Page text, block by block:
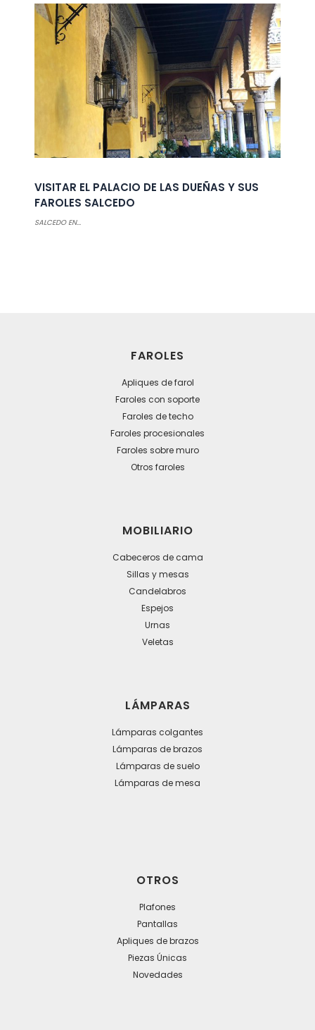
VISITAR EL PALACIO DE LAS DUEÑAS Y SUS
FAROLES SALCEDO
SALCEDO EN...
FAROLES
Apliques de farol
Faroles con soporte
Faroles de techo
Faroles procesionales
Faroles sobre muro
Otros faroles
MOBILIARIO
Cabeceros de cama
Sillas y mesas
Candelabros
Espejos
Urnas
Veletas
LÁMPARAS
Lámparas colgantes
Lámparas de brazos
Lámparas de suelo
Lámparas de mesa
OTROS
Plafones
Pantallas
Apliques de brazos
Piezas Únicas
Novedades